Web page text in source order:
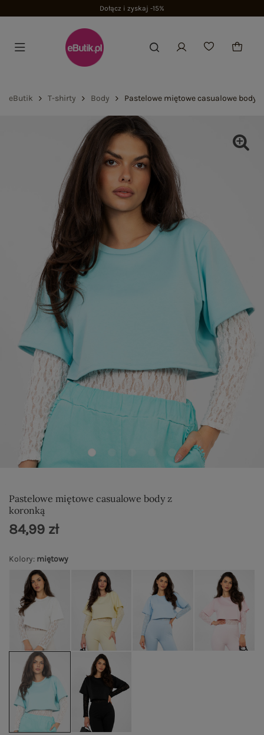
Dołącz i zyskaj -15%
eButik T-shirty Body Pastelowe miętowe casualowe body
Pastelowe miętowe casualowe body z
koronką
Kolory: miętowy
84,99 zł